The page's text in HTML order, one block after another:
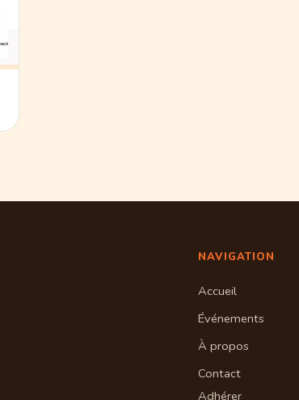
NAVIGATION
Accueil
Événements
À propos
Contact
Adhérer